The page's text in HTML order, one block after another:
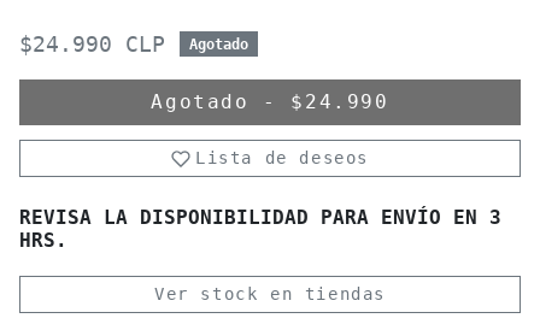
$24.990 CLP Agotado
Agotado - $24.990
Lista de deseos
REVISA LA DISPONIBILIDAD PARA ENVÍO EN 3
HRS.
Ver stock en tiendas